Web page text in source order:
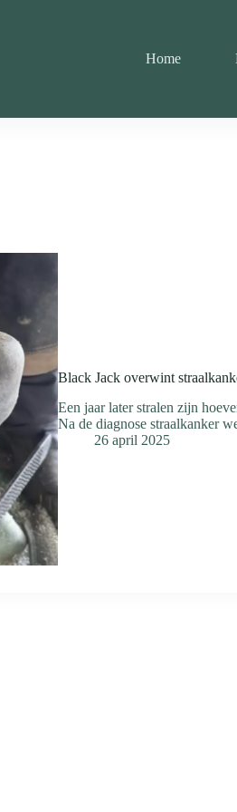
Home
Black Jack overwint
Een jaar later stralen zijn
Na de diagnose straalkanker
26 april 2025